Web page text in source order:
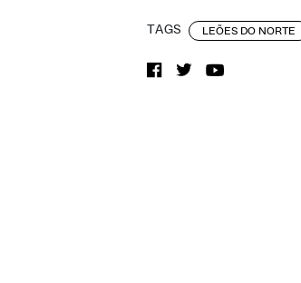
TAGS LEÕES DO NORTE